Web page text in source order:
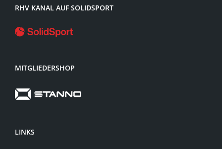
RHV KANAL AUF SOLIDSPORT
MITGLIEDERSHOP
LINKS